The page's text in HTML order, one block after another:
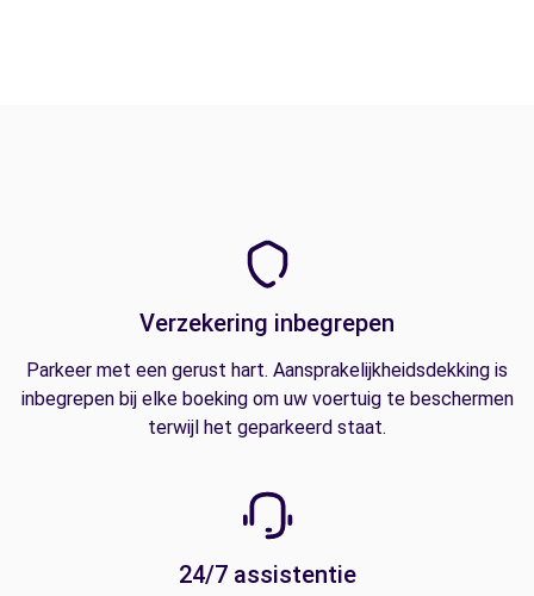
Verzekering inbegrepen
Parkeer met een gerust hart. Aansprakelijkheidsdekking is
inbegrepen bij elke boeking om uw voertuig te beschermen
terwijl het geparkeerd staat.
24/7 assistentie